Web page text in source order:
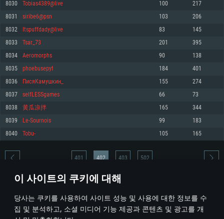
이 사이트의 쿠키에 대해
당사는 쿠키를 사용하여 사이트 성능 및 사용에 대한 정보를 수
집 및 분석하고, 소셜 미디어 기능 제공과 콘텐츠 및 광고를 개
메모리: 4GB
그래픽 카드: DirectX 11 이상을 지원하는 AMD Radeon 77XX / NVIDIA
GeForce GT 660. 최소 사양 해상도: 720p
네트워크: 브로드밴드 인터넷
여유 저장 공간: 22.1 GB (최소 클라이언트)
권장 사양
570 혹은 그 이상
여유 저장 공간: 62.2 GB (전체 클라이언트)
메모리: 6 GB
그래픽 카드: Metal 을 지원하는 Intel Iris Pro 5200 (Mac), 혹은 이와 비슷한 성
능을 가지는 Mac 버전의 AMD/Nvidia. 최소 해상도: 720p
네트워크: 브로드밴드 인터넷
여유 저장 공간: 22.1 GB (최소 클라이언트)
권장 사양
네트워크: 브로드밴드 인터넷
여유 저장 공간: 62.2 GB (전체 클라이언트)
메모리: 4 GB
그래픽 카드: Vulkan 을 지원하고, 최신 그래픽 드라이버를 지원하는 NVIDIA
660 (6개월 미만) 혹은 그와 동급의 성능을 가지며 최신 그래픽 드라이버를 지
원하는 AMD (6개월 미만; 최소사양 지원 해상도 720p)
네트워크: 브로드밴드 인터넷
여유 저장 공간: 22.1 GB (최소 클라이언트)
권장 사양
운영체제: Ubuntu 20.04 64bit
프로세서: Intel Core i7
메모리: 16 GB
그래픽 카드: Vulkan 을 지원하고, 최신 그래픽 드라이버를 지원하는 NVIDIA
1060 (6개월 미만) 혹은 그와 동급의 성능을 가지며 최신 그래픽 드라이버를
지원하는 AMD RX 570 (6개월 미만; 최소사양 지원 해상도 720p) 이상
여유 저장 공간: 62.2 GB (전체 클라이언트)
8030 Tobias4389@live 100 217
8031 siribe6@psn 103 206
8032 Itspuffdady@live 83 145
8033 Tsar_73 201 395
8034 Aeromorphs 90 138
8035 phoebusepyt 184 401
8036 ПисяКамушкин_ 155 274
8037 selfLESSgames 66 73
8038 黄瓜凉拌 165 344
8039 Le-Sournois 99 183
8040 Tobu- 105 165
* 순위표는 매일 1회 갱신됩니다
401 402 403 502